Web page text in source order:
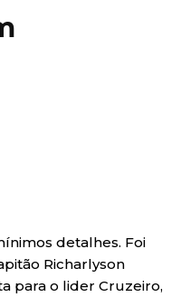
detalhes. Foi
Richarlyson
para o lider Cruzeiro,